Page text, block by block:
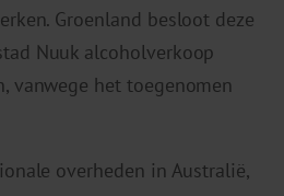
Groenland besloot deze
Nuuk alcoholverkoop
vanwege het toegenomen
overheden in Australië,